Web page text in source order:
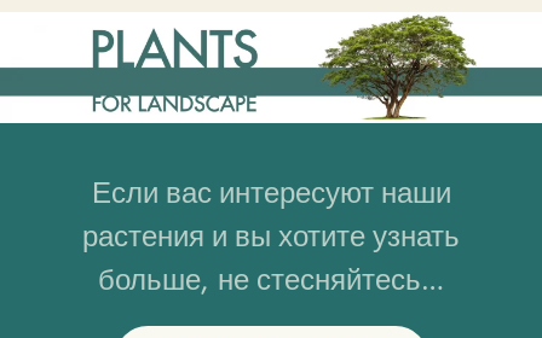
Если вас интересуют наши
растения и вы хотите узнать
больше, не стесняйтесь…